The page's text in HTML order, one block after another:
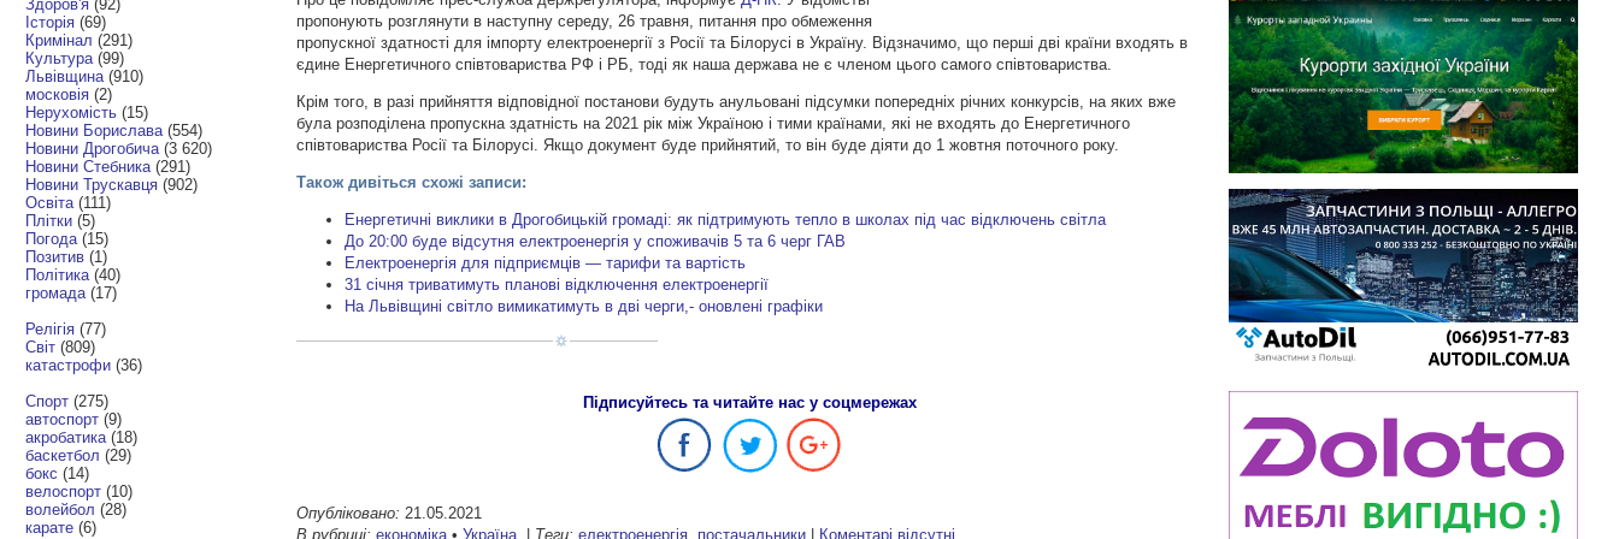
Здоров'я (92)
Історія (69)
Кримінал (291)
Культура (99)
Львівщина (910)
московія (2)
Нерухомість (15)
Новини Борислава (554)
Новини Дрогобича (3 620)
Новини Стебника (291)
Новини Трускавця (902)
Освіта (111)
Плітки (5)
Погода (15)
Позитив (1)
Політика (40)
громада (17)
Релігія (77)
Світ (809)
катастрофи (36)
Спорт (275)
автоспорт (9)
акробатика (18)
баскетбол (29)
бокс (14)
велоспорт (10)
волейбол (28)
карате (6)
пропонують розглянути в наступну середу, 26 травня, питання про обмеження
пропускної здатності для імпорту електроенергії з Росії та Білорусі в Україну. Відзначимо, що перші дві країни входять в
єдине Енергетичного співтовариства РФ і РБ, тоді як наша держава не є членом цього самого співтовариства.
Крім того, в разі прийняття відповідної постанови будуть анульовані підсумки попередніх річних конкурсів, на яких вже
була розподілена пропускна здатність на 2021 рік між Україною і тими країнами, які не входять до Енергетичного
співтовариства Росії та Білорусі. Якщо документ буде прийнятий, то він буде діяти до 1 жовтня поточного року.
Також дивіться схожі записи:
Енергетичні виклики в Дрогобицькій громаді: як підтримують тепло в школах під час відключень світла
До 20:00 буде відсутня електроенергія у споживачів 5 та 6 черг ГАВ
Електроенергія для підприємців — тарифи та вартість
31 січня триватимуть планові відключення електроенергії
На Львівщині світло вимикатимуть в дві черги,- оновлені графіки
Підписуйтесь та читайте нас у соцмережах
Опубліковано: 21.05.2021
В рубриці: економіка •Україна | Теги: електроенергія постачальники | Коментарі відсутні